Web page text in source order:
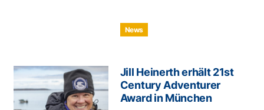
News
Jill Heinerth erhält 21st
Century Adventurer
Award in München